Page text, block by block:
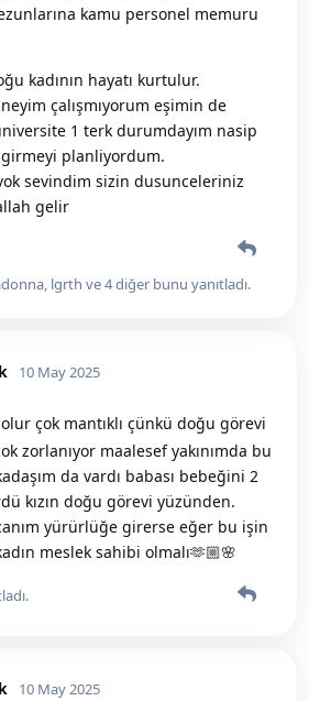
kamu personel memuru
kadının hayatı kurtulur.
çalışmıyorum eşimin de
1 terk durumdayım nasip
planliyordum.
sevindim sizin dusunceleriniz
gelir
, lgrth ve4diğer bunu yanıtladı.
10 May 2025
çok mantıklı çünkü doğu görevi
zorlanıyor maalesef yakınımda bu
da vardı babası bebeğini 2
kızın doğu görevi yüzünden.
yürürlüğe girerse eğer bu işin
meslek sahibi olmalı🫶🏼🌸
10 May 2025